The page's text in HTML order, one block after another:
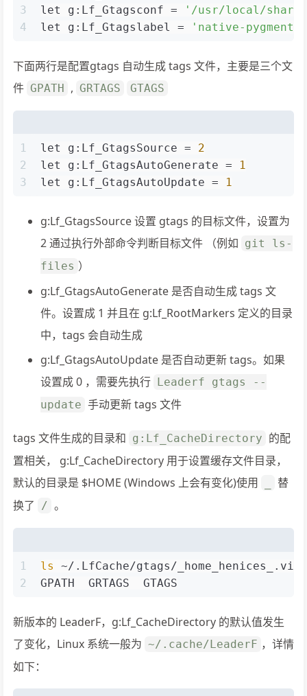
3
4
let g:Lf_Gtagsconf =
'/usr/local/
let g:Lf_Gtagslabel =
'native-pygments'
下面两行是配置gtags 自动生成 tags 文件，主要是三个文
件 GPATH , GRTAGS GTAGS
1
2
3
let g:Lf_GtagsSource = 2
let g:Lf_GtagsAutoGenerate =
1
let g:Lf_GtagsAutoUpdate =
1
g:Lf_GtagsSource 设置 gtags 的目标文件，设置为
2 通过执行外部命令判断目标文件 （例如 git ls-
files ）
g:Lf_GtagsAutoGenerate 是否自动生成 tags 文
件。设置成 1 并且在 g:Lf_RootMarkers 定义的目录
中，tags 会自动生成
g:Lf_GtagsAutoUpdate 是否自动更新 tags。如果
设置成 0 ，需要先执行
Leaderf gtags --
update 手动更新 tags 文件
tags 文件生成的目录和 g:Lf_CacheDirectory 的配
置相关， g:Lf_CacheDirectory 用于设置缓存文件目录，
默认的目录是 $HOME (Windows 上会有变化)使用
替
换了
/ 。
1
2
ls
~/.LfCache/gtags/_home_henices_.vim
GPATH  GRTAGS  GTAGS
新版本的 LeaderF，g:Lf_CacheDirectory 的默认值发生
了变化，Linux 系统一般为 ~/.cache/LeaderF ，详情
如下：